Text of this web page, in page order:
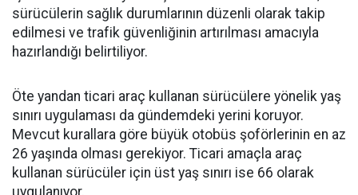
sürücülerin sağlık durumlarının düzenli olarak takip
edilmesi ve trafik güvenliğinin artırılması amacıyla
hazırlandığı belirtiliyor.
Öte yandan ticari araç kullanan sürücülere yönelik yaş
sınırı uygulaması da gündemdeki yerini koruyor.
Mevcut kurallara göre büyük otobüs şoförlerinin en az
26 yaşında olması gerekiyor. Ticari amaçla araç
kullanan sürücüler için üst yaş sınırı ise 66 olarak
uygulanıyor.